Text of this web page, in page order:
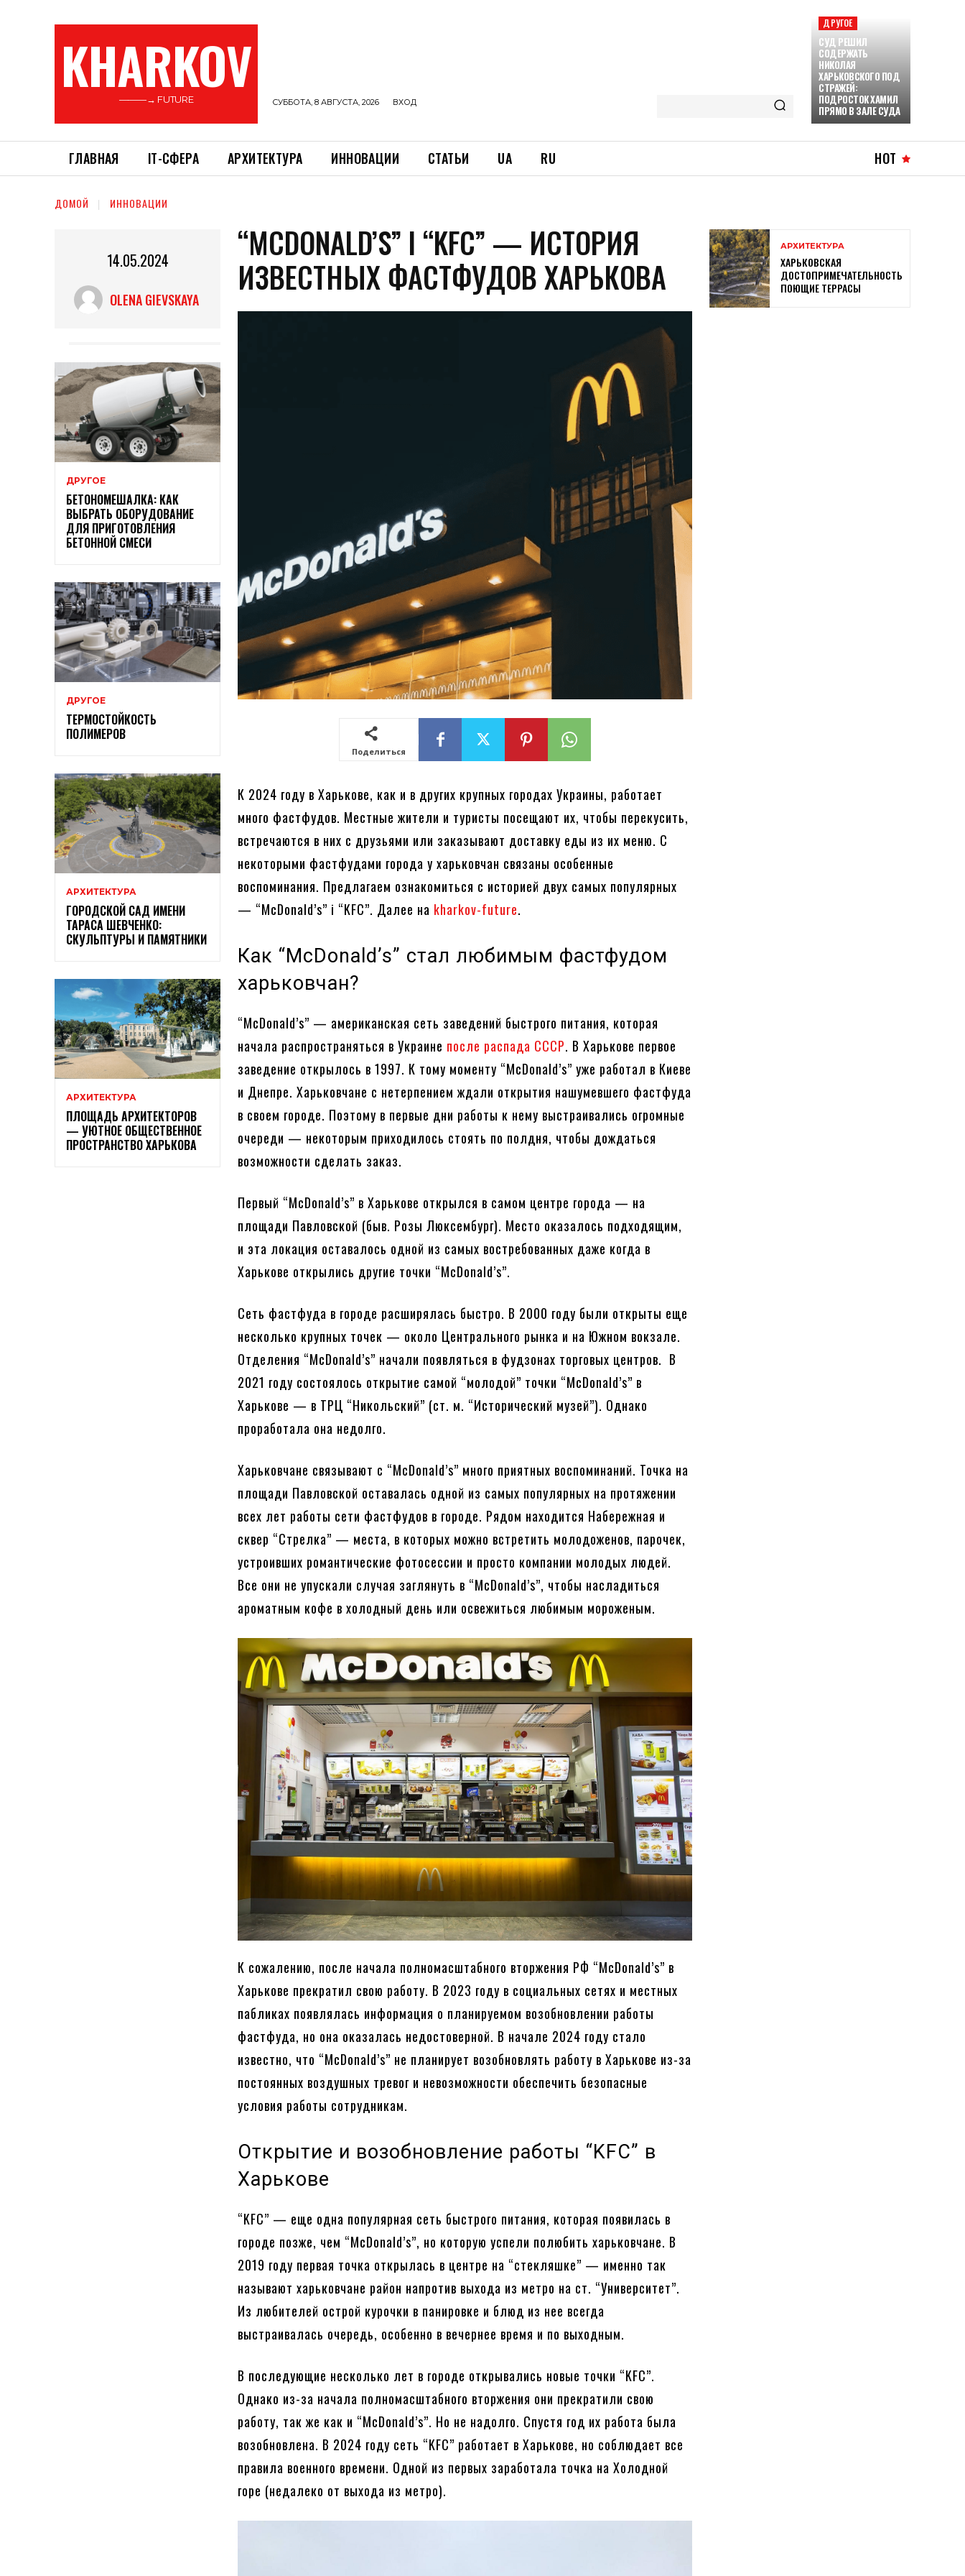
KHARKOV
———→ FUTURE СУББОТА, 8 АВГУСТА, 2026 ВХОД
ДРУГОЕ
СУД РЕШИЛ
СОДЕРЖАТЬ
НИКОЛАЯ
ХАРЬКОВСКОГО ПОД
СТРАЖЕЙ:
ПОДРОСТОК ХАМИЛ
ПРЯМО В ЗАЛЕ СУДА
ГЛАВНАЯ ІТ-СФЕРА АРХИТЕКТУРА ИННОВАЦИИ СТАТЬИ UA RU HOT
ДОМОЙ ИННОВАЦИИ
14.05.2024
OLENA GIEVSKAYA
ДРУГОЕ
БЕТОНОМЕШАЛКА: КАК
ВЫБРАТЬ ОБОРУДОВАНИЕ
ДЛЯ ПРИГОТОВЛЕНИЯ
БЕТОННОЙ СМЕСИ
ДРУГОЕ
ТЕРМОСТОЙКОСТЬ
ПОЛИМЕРОВ
АРХИТЕКТУРА
ГОРОДСКОЙ САД ИМЕНИ
ТАРАСА ШЕВЧЕНКО:
СКУЛЬПТУРЫ И ПАМЯТНИКИ
АРХИТЕКТУРА
ПЛОЩАДЬ АРХИТЕКТОРОВ
— УЮТНОЕ ОБЩЕСТВЕННОЕ
ПРОСТРАНСТВО ХАРЬКОВА
“MCDONALD’S” І “KFC” — ИСТОРИЯ
ИЗВЕСТНЫХ ФАСТФУДОВ ХАРЬКОВА
Поделиться
К 2024 году в Харькове, как и в других крупных городах Украины, работает
много фастфудов. Местные жители и туристы посещают их, чтобы перекусить,
встречаются в них с друзьями или заказывают доставку еды из их меню. С
некоторыми фастфудами города у харьковчан связаны особенные
воспоминания. Предлагаем ознакомиться с историей двух самых популярных
— “McDonald’s” і “KFC”. Далее на kharkov-future.
Как “McDonald’s” стал любимым фастфудом
харьковчан?
“McDonald’s” — американская сеть заведений быстрого питания, которая
начала распространяться в Украине после распада СССР. В Харькове первое
заведение открылось в 1997. К тому моменту “McDonald’s” уже работал в Киеве
и Днепре. Харьковчане с нетерпением ждали открытия нашумевшего фастфуда
в своем городе. Поэтому в первые дни работы к нему выстраивались огромные
очереди — некоторым приходилось стоять по полдня, чтобы дождаться
возможности сделать заказ.
Первый “McDonald’s” в Харькове открылся в самом центре города — на
площади Павловской (быв. Розы Люксембург). Место оказалось подходящим,
и эта локация оставалось одной из самых востребованных даже когда в
Харькове открылись другие точки “McDonald’s”.
Сеть фастфуда в городе расширялась быстро. В 2000 году были открыты еще
несколько крупных точек — около Центрального рынка и на Южном вокзале.
Отделения “McDonald’s” начали появляться в фудзонах торговых центров. В
2021 году состоялось открытие самой “молодой” точки “McDonald’s” в
Харькове — в ТРЦ “Никольский” (ст. м. “Исторический музей”). Однако
проработала она недолго.
Харьковчане связывают с “McDonald’s” много приятных воспоминаний. Точка на
площади Павловской оставалась одной из самых популярных на протяжении
всех лет работы сети фастфудов в городе. Рядом находится Набережная и
сквер “Стрелка” — места, в которых можно встретить молодоженов, парочек,
устроивших романтические фотосессии и просто компании молодых людей.
Все они не упускали случая заглянуть в “McDonald’s”, чтобы насладиться
ароматным кофе в холодный день или освежиться любимым мороженым.
К сожалению, после начала полномасштабного вторжения РФ “McDonald’s” в
Харькове прекратил свою работу. В 2023 году в социальных сетях и местных
пабликах появлялась информация о планируемом возобновлении работы
фастфуда, но она оказалась недостоверной. В начале 2024 году стало
известно, что “McDonald’s” не планирует возобновлять работу в Харькове из-за
постоянных воздушных тревог и невозможности обеспечить безопасные
условия работы сотрудникам.
Открытие и возобновление работы “KFC” в
Харькове
“KFC” — еще одна популярная сеть быстрого питания, которая появилась в
городе позже, чем “McDonald’s”, но которую успели полюбить харьковчане. В
2019 году первая точка открылась в центре на “стекляшке” — именно так
называют харьковчане район напротив выхода из метро на ст. “Университет”.
Из любителей острой курочки в панировке и блюд из нее всегда
выстраивалась очередь, особенно в вечернее время и по выходным.
В последующие несколько лет в городе открывались новые точки “KFC”.
Однако из-за начала полномасштабного вторжения они прекратили свою
работу, так же как и “McDonald’s”. Но не надолго. Спустя год их работа была
возобновлена. В 2024 году сеть “KFC” работает в Харькове, но соблюдает все
правила военного времени. Одной из первых заработала точка на Холодной
горе (недалеко от выхода из метро).
АРХИТЕКТУРА
ХАРЬКОВСКАЯ
ДОСТОПРИМЕЧАТЕЛЬНОСТЬ
ПОЮЩИЕ ТЕРРАСЫ